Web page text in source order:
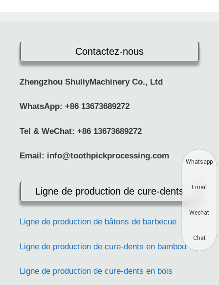
Contactez-nous
Zhengzhou ShuliyMachinery Co., Ltd
WhatsApp: +86 13673689272
Tel & WeChat: +86 13673689272
Email: info@toothpickprocessing.com
Ligne de production de cure-dents
Ligne de production de bâtons de barbecue
Ligne de production de cure-dents en bambou
Ligne de production de cure-dents en bois
Whatsapp
Email
Wechat
Chat